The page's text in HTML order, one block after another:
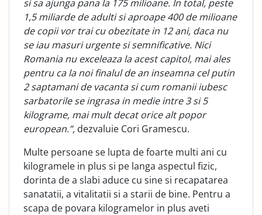
si sa ajunga pana la 175 milioane. In total, peste
1,5 miliarde de adulti si aproape 400 de milioane
de copii vor trai cu obezitate in 12 ani, daca nu
se iau masuri urgente si semnificative. Nici
Romania nu exceleaza la acest capitol, mai ales
pentru ca la noi finalul de an inseamna cel putin
2 saptamani de vacanta si cum romanii iubesc
sarbatorile se ingrasa in medie intre 3 si 5
kilograme, mai mult decat orice alt popor
european.”, dezvaluie Cori Gramescu.
Multe persoane se lupta de foarte multi ani cu
kilogramele in plus si pe langa aspectul fizic,
dorinta de a slabi aduce cu sine si recapatarea
sanatatii, a vitalitatii si a starii de bine. Pentru a
scapa de povara kilogramelor in plus aveti